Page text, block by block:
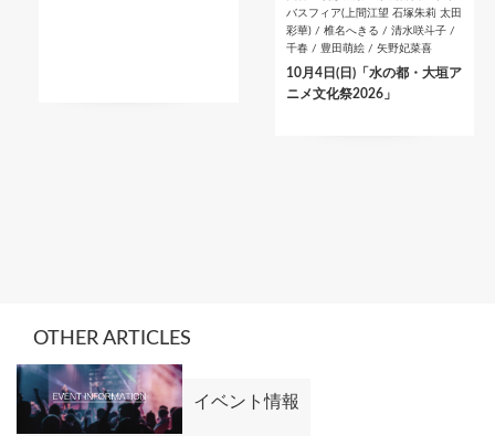
バスフィア(上間江望 石塚朱莉 太田
彩華) / 椎名へきる / 清水咲斗子 /
千春 / 豊田萌絵 / 矢野妃菜喜
10月4日(日)「水の都・大垣ア
ニメ文化祭2026」
OTHER ARTICLES
イベント情報